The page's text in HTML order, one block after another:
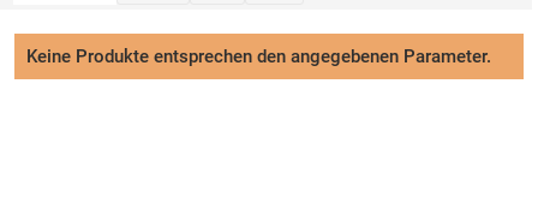
Keine Produkte entsprechen den angegebenen Parameter.